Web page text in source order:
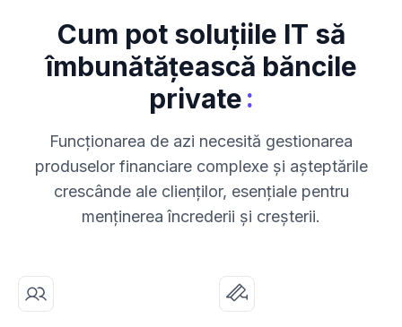
Cum pot soluțiile IT să
îmbunătățească băncile
private:
Funcționarea de azi necesită gestionarea
produselor financiare complexe și așteptările
crescânde ale clienților, esențiale pentru
menținerea încrederii și creșterii.